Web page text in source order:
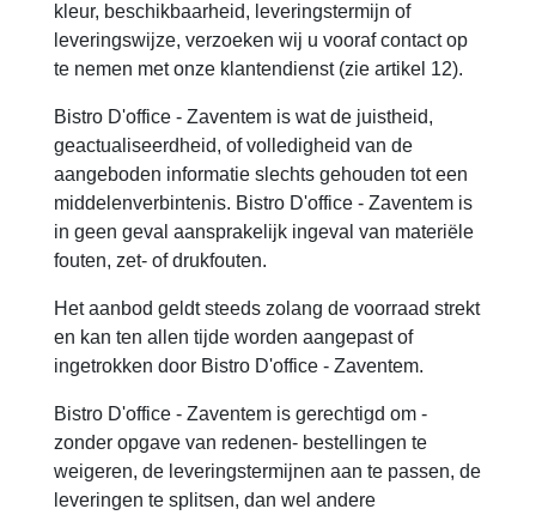
kleur, beschikbaarheid, leveringstermijn of
leveringswijze, verzoeken wij u vooraf contact op
te nemen met onze klantendienst (zie artikel 12).
Bistro D'office - Zaventem is wat de juistheid,
geactualiseerdheid, of volledigheid van de
aangeboden informatie slechts gehouden tot een
middelenverbintenis. Bistro D'office - Zaventem is
in geen geval aansprakelijk ingeval van materiële
fouten, zet- of drukfouten.
Het aanbod geldt steeds zolang de voorraad strekt
en kan ten allen tijde worden aangepast of
ingetrokken door Bistro D'office - Zaventem.
Bistro D'office - Zaventem is gerechtigd om -
zonder opgave van redenen- bestellingen te
weigeren, de leveringstermijnen aan te passen, de
leveringen te splitsen, dan wel andere